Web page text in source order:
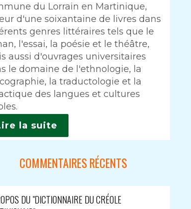
du Lorrain en Martinique,
d'une soixantaine de livres dans
genres littéraires tels que le
l'essai, la poésie et le théâtre,
aussi d'ouvrages universitaires
le domaine de l'ethnologie, la
la traductologie et la
des langues et cultures
la suite
COMMENTAIRES RÉCENTS
DU "DICTIONNAIRE DU CRÉOLE